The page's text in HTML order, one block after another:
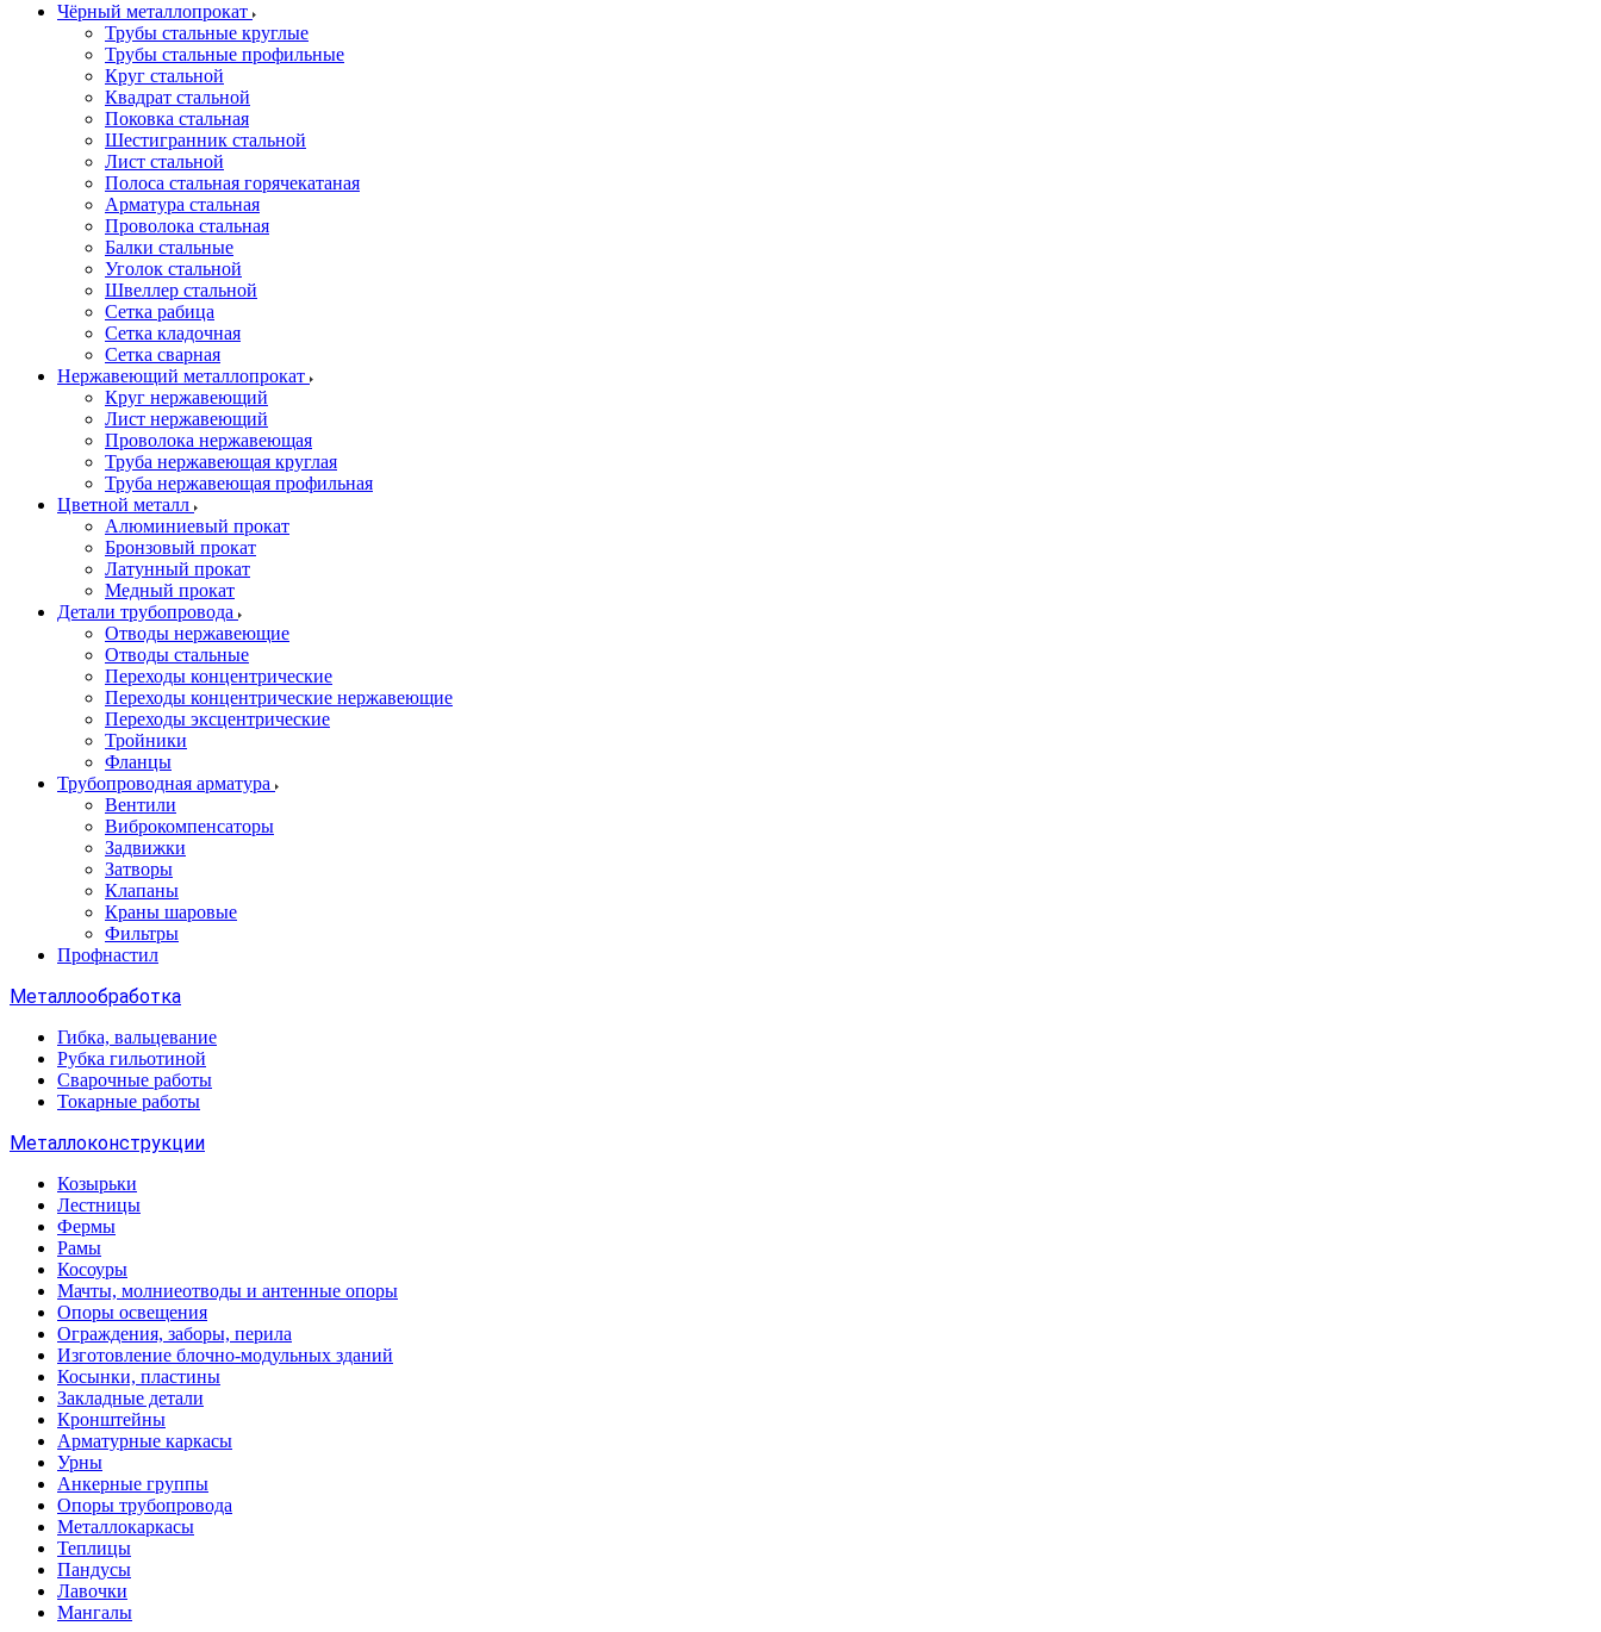
Чёрный металлопрокат
Трубы стальные круглые
Трубы стальные профильные
Круг стальной
Квадрат стальной
Поковка стальная
Шестигранник стальной
Лист стальной
Полоса стальная горячекатаная
Арматура стальная
Проволока стальная
Балки стальные
Уголок стальной
Швеллер стальной
Сетка рабица
Сетка кладочная
Сетка сварная
Нержавеющий металлопрокат
Круг нержавеющий
Лист нержавеющий
Проволока нержавеющая
Труба нержавеющая круглая
Труба нержавеющая профильная
Цветной металл
Алюминиевый прокат
Бронзовый прокат
Латунный прокат
Медный прокат
Детали трубопровода
Отводы нержавеющие
Отводы стальные
Переходы концентрические
Переходы концентрические нержавеющие
Переходы эксцентрические
Тройники
Фланцы
Трубопроводная арматура
Вентили
Виброкомпенсаторы
Задвижки
Затворы
Клапаны
Краны шаровые
Фильтры
Профнастил
Металлообработка
Гибка, вальцевание
Рубка гильотиной
Сварочные работы
Токарные работы
Металлоконструкции
Козырьки
Лестницы
Фермы
Рамы
Косоуры
Мачты, молниеотводы и антенные опоры
Опоры освещения
Ограждения, заборы, перила
Изготовление блочно-модульных зданий
Косынки, пластины
Закладные детали
Кронштейны
Арматурные каркасы
Урны
Анкерные группы
Опоры трубопровода
Металлокаркасы
Теплицы
Пандусы
Лавочки
Мангалы